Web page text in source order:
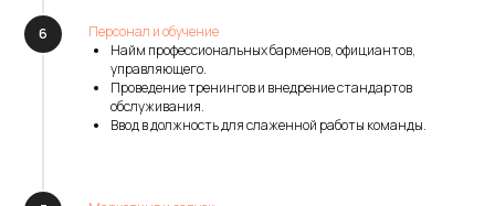
Персонал и обучение
Найм профессиональных барменов, официантов,
управляющего.
Проведение тренингов и внедрение стандартов
обслуживания.
Ввод в должность для слаженной работы команды.